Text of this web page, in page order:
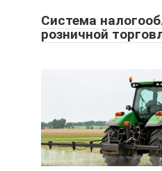
Система
розничной